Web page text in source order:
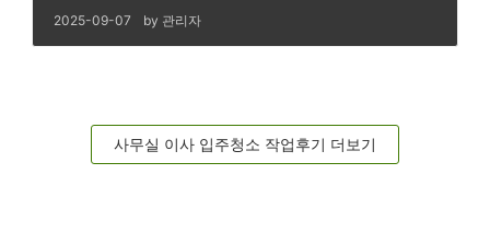
2025-09-07 by 관리자
사무실 이사 입주청소 작업후기 더보기